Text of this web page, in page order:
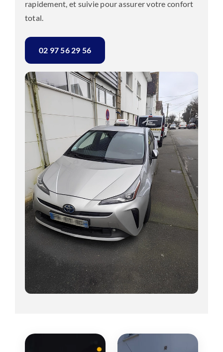
rapidement, et suivie pour assurer votre confort
total.
02 97 56 29 56